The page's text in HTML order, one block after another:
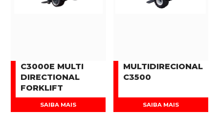
C3000E MULTI
DIRECTIONAL
FORKLIFT
SAIBA MAIS
MULTIDIRECIONAL
C3500
SAIBA MAIS